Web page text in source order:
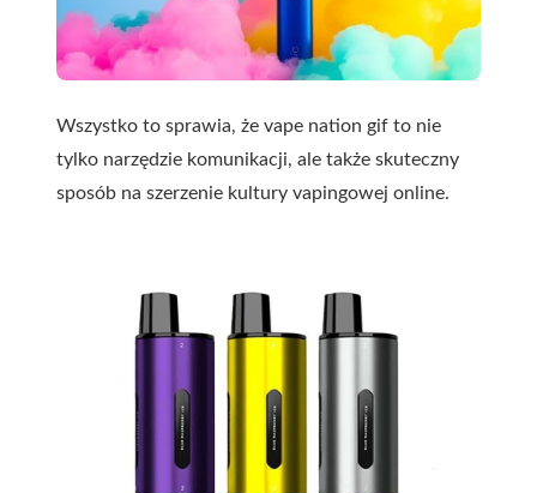
Wszystko to sprawia, że vape nation gif to nie
tylko narzędzie komunikacji, ale także skuteczny
sposób na szerzenie kultury vapingowej online.